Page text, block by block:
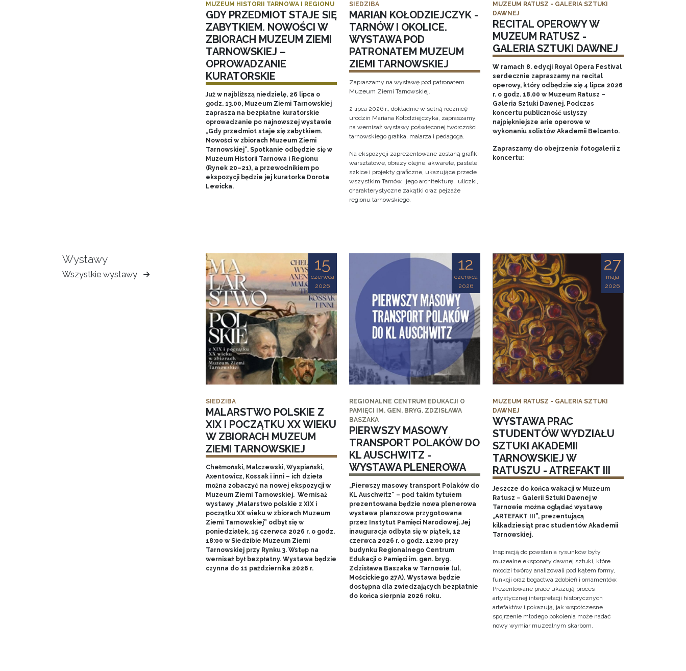
MUZEUM HISTORII TARNOWA I REGIONU
GDY PRZEDMIOT STAJE SIĘ
ZABYTKIEM. NOWOŚCI W
ZBIORACH MUZEUM ZIEMI
TARNOWSKIEJ –
OPROWADZANIE
KURATORSKIE
Już w najbliższą niedzielę, 26 lipca o
godz. 13.00, Muzeum Ziemi Tarnowskiej
zaprasza na bezpłatne kuratorskie
oprowadzanie po najnowszej wystawie
„Gdy przedmiot staje się zabytkiem.
Nowości w zbiorach Muzeum Ziemi
Tarnowskiej”. Spotkanie odbędzie się w
Muzeum Historii Tarnowa i Regionu
(Rynek 20–21), a przewodnikiem po
ekspozycji będzie jej kuratorka Dorota
Lewicka.
SIEDZIBA
MARIAN KOŁODZIEJCZYK -
TARNÓW I OKOLICE.
WYSTAWA POD
PATRONATEM MUZEUM
ZIEMI TARNOWSKIEJ
Zapraszamy na wystawę pod patronatem
Muzeum Ziemi Tarnowskiej.
2 lipca 2026 r., dokładnie w setną rocznicę
urodzin Mariana Kołodziejczyka, zapraszamy
na wernisaż wystawy poświęconej twórczości
tarnowskiego grafika, malarza i pedagoga.
Na ekspozycji zaprezentowane zostaną grafiki
warsztatowe, obrazy olejne, akwarele, pastele,
szkice i projekty graficzne, ukazujące przede
wszystkim Tarnów, jego architekturę, uliczki,
charakterystyczne zakątki oraz pejzaże
regionu tarnowskiego.
MUZEUM RATUSZ - GALERIA SZTUKI
DAWNEJ
RECITAL OPEROWY W
MUZEUM RATUSZ -
GALERIA SZTUKI DAWNEJ
W ramach 8. edycji Royal Opera Festival
serdecznie zapraszamy na recital
operowy, który odbędzie się 4 lipca 2026
r. o godz. 18.00 w Muzeum Ratusz –
Galeria Sztuki Dawnej. Podczas
koncertu publiczność usłyszy
najpiękniejsze arie operowe w
wykonaniu solistów Akademii Belcanto.
Zapraszamy do obejrzenia fotogalerii z
koncertu:
Wystawy
Wszystkie wystawy
Muzeum
15
czerwca
2026
SIEDZIBA
MALARSTWO POLSKIE Z
XIX I POCZĄTKU XX WIEKU
W ZBIORACH MUZEUM
ZIEMI TARNOWSKIEJ
Chełmoński, Malczewski, Wyspiański,
Axentowicz, Kossak i inni – ich dzieła
można zobaczyć na nowej ekspozycji w
Muzeum Ziemi Tarnowskiej. Wernisaż
wystawy „Malarstwo polskie z XIX i
początku XX wieku w zbiorach Muzeum
Ziemi Tarnowskiej” odbył się w
poniedziałek, 15 czerwca 2026 r. o godz.
18:00 w Siedzibie Muzeum Ziemi
Tarnowskiej przy Rynku 3. Wstęp na
wernisaż był bezpłatny. Wystawa będzie
czynna do 11 października 2026 r.
12
czerwca
2026
REGIONALNE CENTRUM EDUKACJI O
PAMIĘCI IM. GEN. BRYG. ZDZISŁAWA
BASZAKA
PIERWSZY MASOWY
TRANSPORT POLAKÓW DO
KL AUSCHWITZ -
WYSTAWA PLENEROWA
„Pierwszy masowy transport Polaków do
KL Auschwitz” – pod takim tytułem
prezentowana będzie nowa plenerowa
wystawa planszowa przygotowana
przez Instytut Pamięci Narodowej. Jej
inauguracja odbyła się w piątek, 12
czerwca 2026 r. o godz. 12:00 przy
budynku Regionalnego Centrum
Edukacji o Pamięci im. gen. bryg.
Zdzisława Baszaka w Tarnowie (ul.
Mościckiego 27A). Wystawa będzie
dostępna dla zwiedzających bezpłatnie
do końca sierpnia 2026 roku.
27
maja
2026
MUZEUM RATUSZ - GALERIA SZTUKI
DAWNEJ
WYSTAWA PRAC
STUDENTÓW WYDZIAŁU
SZTUKI AKADEMII
TARNOWSKIEJ W
RATUSZU - ATREFAKT III
Jeszcze do końca wakacji w Muzeum
Ratusz – Galerii Sztuki Dawnej w
Tarnowie można oglądać wystawę
„ARTEFAKT III”, prezentującą
kilkadziesiąt prac studentów Akademii
Tarnowskiej.
Inspiracją do powstania rysunków były
muzealne eksponaty dawnej sztuki, które
młodzi twórcy analizowali pod kątem formy,
funkcji oraz bogactwa zdobień i ornamentów.
Prezentowane prace ukazują proces
artystycznej interpretacji historycznych
artefaktów i pokazują, jak współczesne
spojrzenie młodego pokolenia może nadać
nowy wymiar muzealnym skarbom.